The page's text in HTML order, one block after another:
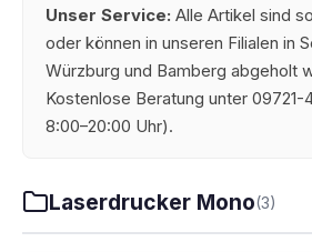
Unser Service: Alle Artikel sind
oder können in unseren Filialen in
Würzburg und Bamberg abgeholt
Kostenlose Beratung unter 09721-
8:00–20:00 Uhr).
Laserdrucker Mono(3)